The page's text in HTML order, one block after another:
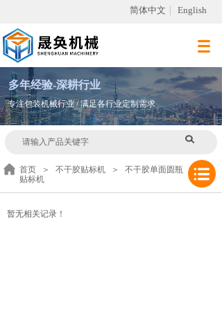
简体中文 English
多年经验-深耕行业
专注包装机械行业 / 满足各行业定制需求
首页 ＞ 不干胶贴标机 ＞
不干胶单面圆瓶
贴标机
暂无相关记录！